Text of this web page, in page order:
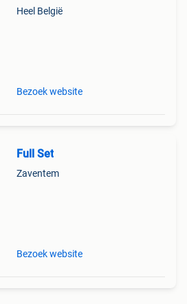
Heel België
Bezoek website
Full Set
Zaventem
Bezoek website